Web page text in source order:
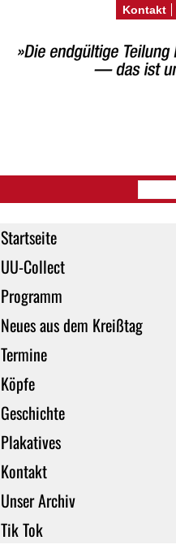
Startseite
UU-Collect
Programm
Neues aus dem Kreißtag
Termine
Köpfe
Geschichte
Plakatives
Kontakt
Unser Archiv
Tik Tok
Kontakt